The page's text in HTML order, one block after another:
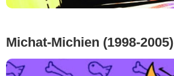
Michat-Michien (1998-2005)